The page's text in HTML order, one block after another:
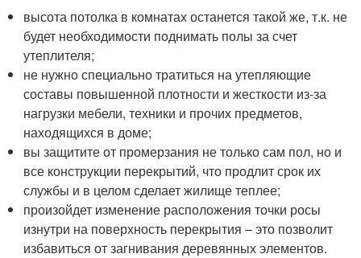
высота потолка в комнатах останется такой же, т.к. не
будет необходимости поднимать полы за счет
утеплителя;
не нужно специально тратиться на утепляющие
составы повышенной плотности и жесткости из-за
нагрузки мебели, техники и прочих предметов,
находящихся в доме;
вы защитите от промерзания не только сам пол, но и
все конструкции перекрытий, что продлит срок их
службы и в целом сделает жилище теплее;
произойдет изменение расположения точки росы
изнутри на поверхность перекрытия – это позволит
избавиться от загнивания деревянных элементов.